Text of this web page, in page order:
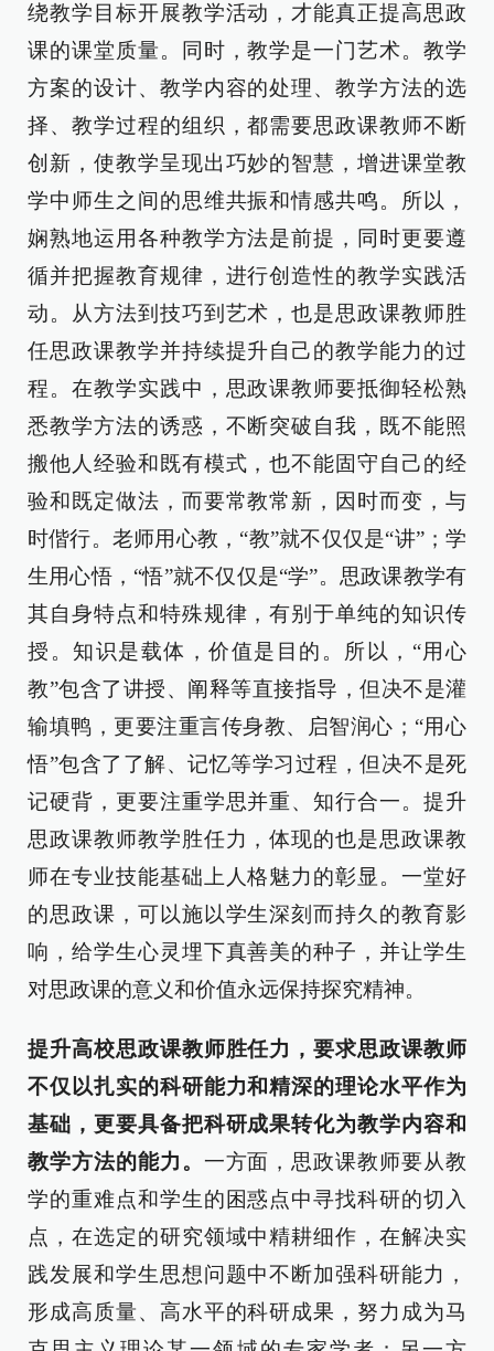
绕教学目标开展教学活动，才能真正提高思政
课的课堂质量。同时，教学是一门艺术。教学
方案的设计、教学内容的处理、教学方法的选
择、教学过程的组织，都需要思政课教师不断
创新，使教学呈现出巧妙的智慧，增进课堂教
学中师生之间的思维共振和情感共鸣。所以，
娴熟地运用各种教学方法是前提，同时更要遵
循并把握教育规律，进行创造性的教学实践活
动。从方法到技巧到艺术，也是思政课教师胜
任思政课教学并持续提升自己的教学能力的过
程。在教学实践中，思政课教师要抵御轻松熟
悉教学方法的诱惑，不断突破自我，既不能照
搬他人经验和既有模式，也不能固守自己的经
验和既定做法，而要常教常新，因时而变，与
时偕行。老师用心教，“教”就不仅仅是“讲”；学
生用心悟，“悟”就不仅仅是“学”。思政课教学有
其自身特点和特殊规律，有别于单纯的知识传
授。知识是载体，价值是目的。所以，“用心
教”包含了讲授、阐释等直接指导，但决不是灌
输填鸭，更要注重言传身教、启智润心；“用心
悟”包含了了解、记忆等学习过程，但决不是死
记硬背，更要注重学思并重、知行合一。提升
思政课教师教学胜任力，体现的也是思政课教
师在专业技能基础上人格魅力的彰显。一堂好
的思政课，可以施以学生深刻而持久的教育影
响，给学生心灵埋下真善美的种子，并让学生
对思政课的意义和价值永远保持探究精神。
提升高校思政课教师胜任力，要求思政课教师
不仅以扎实的科研能力和精深的理论水平作为
基础，更要具备把科研成果转化为教学内容和
教学方法的能力。 一方面，思政课教师要从教
学的重难点和学生的困惑点中寻找科研的切入
点，在选定的研究领域中精耕细作，在解决实
践发展和学生思想问题中不断加强科研能力，
形成高质量、高水平的科研成果，努力成为马